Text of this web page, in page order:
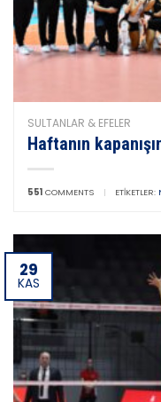
SULTANLAR & EFELER
Haftanın
551 COMMENTS | ETIKETLER:
29
KAS